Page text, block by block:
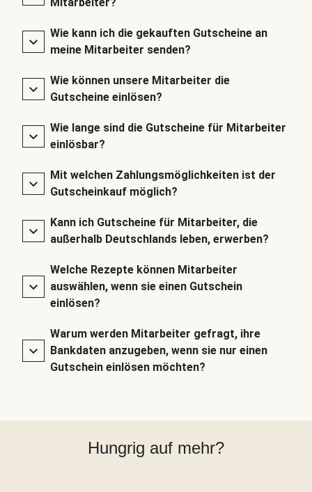
Wie kann ich die gekauften Gutscheine an
meine Mitarbeiter senden?
Wie können unsere Mitarbeiter die
Gutscheine einlösen?
Wie lange sind die Gutscheine für Mitarbeiter
einlösbar?
Mit welchen Zahlungsmöglichkeiten ist der
Gutscheinkauf möglich?
Kann ich Gutscheine für Mitarbeiter, die
außerhalb Deutschlands leben, erwerben?
Welche Rezepte können Mitarbeiter
auswählen, wenn sie einen Gutschein
einlösen?
Warum werden Mitarbeiter gefragt, ihre
Bankdaten anzugeben, wenn sie nur einen
Gutschein einlösen möchten?
Hungrig auf mehr?